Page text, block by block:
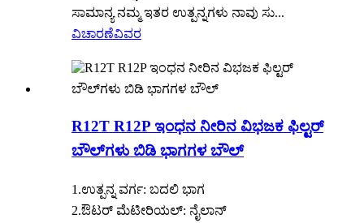
ಸಾಮಾನ್ಯ ನಮ್ಮ ಇತರ ಉತ್ಪನ್ನಗಳು ನಾವು ಸು...
ವಿಚಾರಣೆವಿವರ
R12T R12P ಇಂಧನ ನೀರಿನ ವಿಭಜಕ ಫಿಲ್ಟರ್
ಬೌಲ್‌ಗಳು ಬಿಡಿ ಭಾಗಗಳ ಬೌಲ್
1.ಉತ್ಪನ್ನ ವರ್ಗ: ಬದಲಿ ಭಾಗ
2.ಔಟರ್ ಮೆಟೀರಿಯಲ್: ನೈಲಾನ್